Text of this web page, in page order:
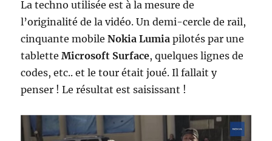
La techno utilisée est à la mesure de
l’originalité de la vidéo. Un demi-cercle de rail,
cinquante mobileNokia Lumia pilotés par une
tabletteMicrosoft Surface, quelques lignes de
codes, etc.. et le tour était joué. Il fallait y
penser ! Le résultat est saisissant !